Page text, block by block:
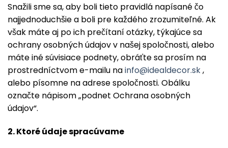
Snažili sme sa, aby boli tieto pravidlá napísané čo
najjednoduchšie a boli pre každého zrozumiteľné. Ak
však máte aj po ich prečítaní otázky, týkajúce sa
ochrany osobných údajov v našej spoločnosti, alebo
máte iné súvisiace podnety, obráťte sa prosím na
prostredníctvom e-mailu nainfo@idealdecor.sk,
alebo písomne na adrese spoločnosti. Obálku
označte nápisom „podnet Ochrana osobných
údajov“.
2. Ktoré údaje spracúvame